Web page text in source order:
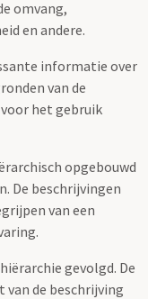
omvang,
en andere.
informatie over
van de
het gebruik
opgebouwd
De beschrijvingen
van een
gevolgd. De
van de beschrijving